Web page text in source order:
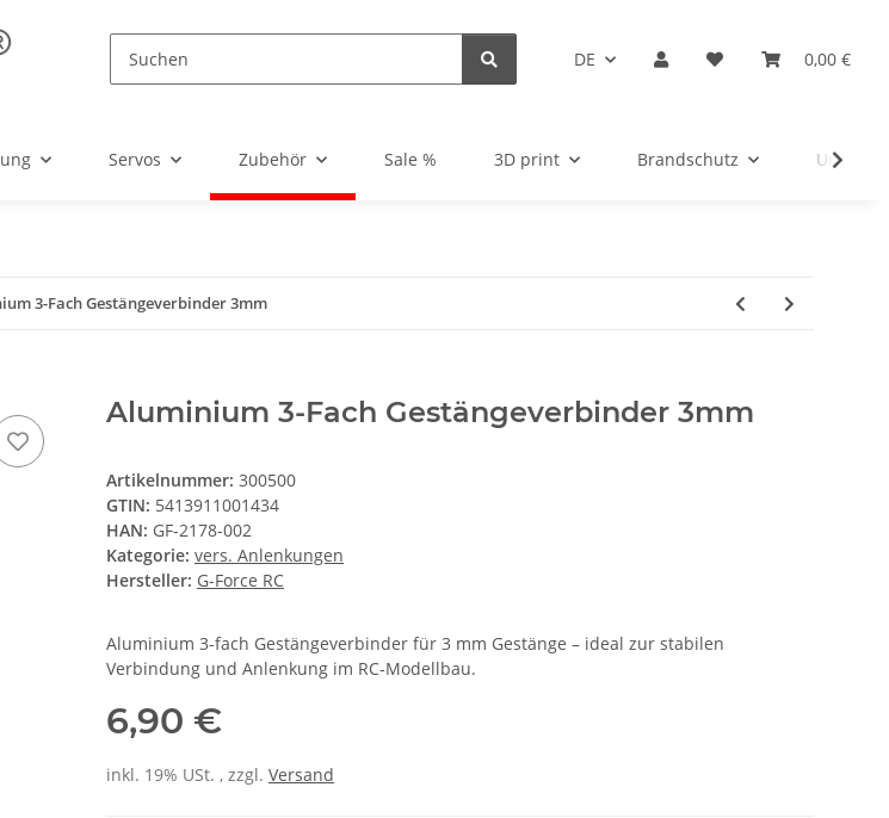
DE 0,00 €
Servos Zubehör Sale % 3D print Brandschutz
3-Fach Gestängeverbinder 3mm
Aluminium 3-Fach Gestängeverbinder 3mm
Artikelnummer: 300500
GTIN: 5413911001434
HAN: GF-2178-002
Kategorie: vers. Anlenkungen
Hersteller: G-Force RC
Aluminium 3-fach Gestängeverbinder für 3 mm Gestänge – ideal zur stabilen
Verbindung und Anlenkung im RC-Modellbau.
6,90 €
inkl. 19% USt. , zzgl. Versand